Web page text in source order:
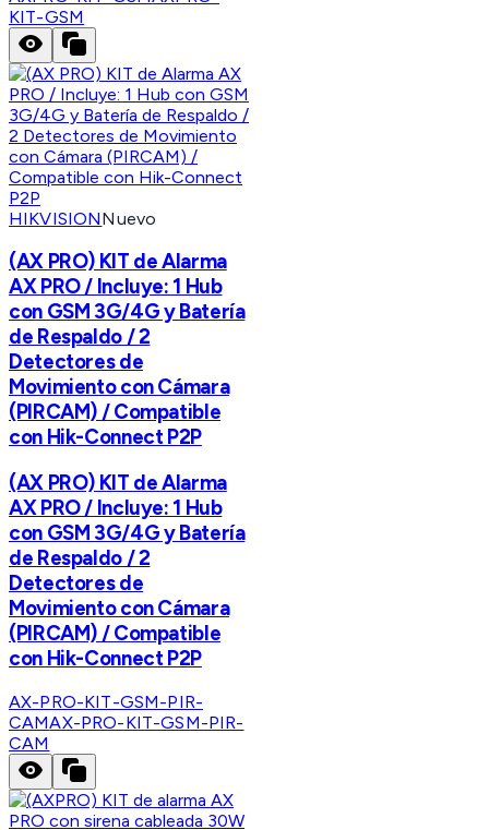
KIT-GSM
HIKVISIONNuevo
(AX PRO) KIT de Alarma
AX PRO / Incluye: 1 Hub
con GSM 3G/4G y Batería
de Respaldo / 2
Detectores de
Movimiento con Cámara
(PIRCAM) / Compatible
con Hik-Connect P2P
(AX PRO) KIT de Alarma
AX PRO / Incluye: 1 Hub
con GSM 3G/4G y Batería
de Respaldo / 2
Detectores de
Movimiento con Cámara
(PIRCAM) / Compatible
con Hik-Connect P2P
AX-PRO-KIT-GSM-PIR-
CAMAX-PRO-KIT-GSM-PIR-
CAM